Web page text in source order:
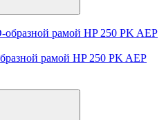
рамой HP 250 PK AEP